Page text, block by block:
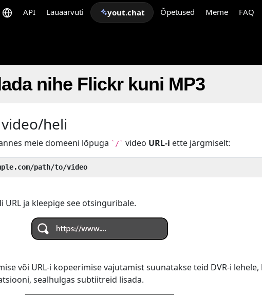
API Lauaarvuti yout.chat Õpetused Meme FAQ
nihe Flickr kuni MP3
heli
meie domeeni lõpuga `/` video URL-i ette järgmiselt:
path/to/video
ja kleepige see otsinguribale.
või URL-i kopeerimise vajutamist suunatakse teid DVR-i lehele,
sealhulgas subtiitreid lisada.